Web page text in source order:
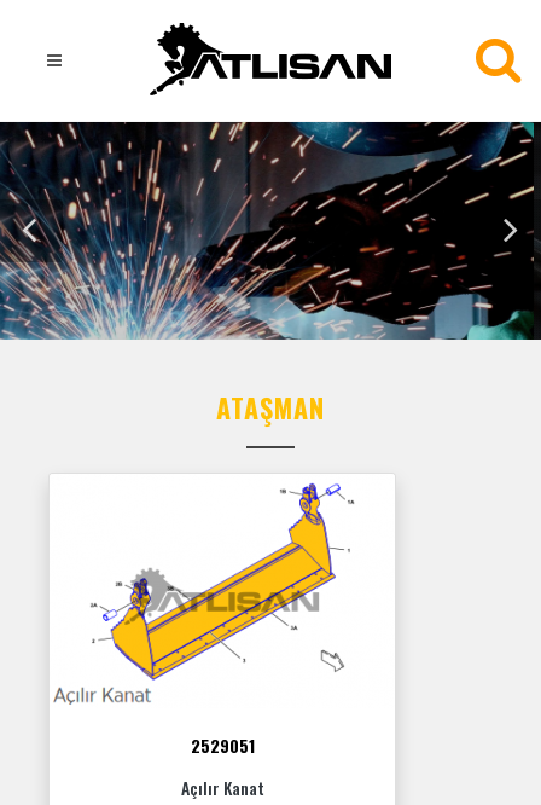
ATLISAN
ATAŞMAN
2529051
Açılır Kanat